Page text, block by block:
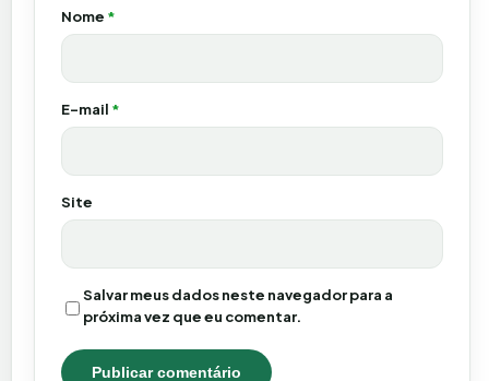
Nome *
E-mail *
Site
Salvar meus dados neste navegador para a
próxima vez que eu comentar.